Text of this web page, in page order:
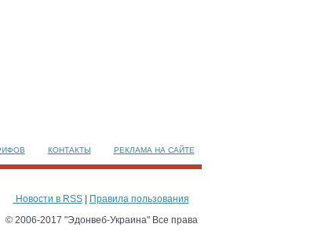
КОНТАКТЫ РЕКЛАМА НА САЙТЕ
Новости в RSS|
Правила пользования
© 2006-2017 "Эдонвеб-Украина" Все права